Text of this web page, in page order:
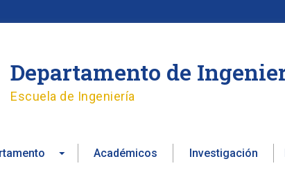
Departamento de
Escuela de Ingeniería
Académicos Investigación